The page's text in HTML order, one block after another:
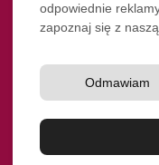
NASZE SOCIALE
Instagram
©
odpowiednie
zapoznaj się z naszą
Odmawiam